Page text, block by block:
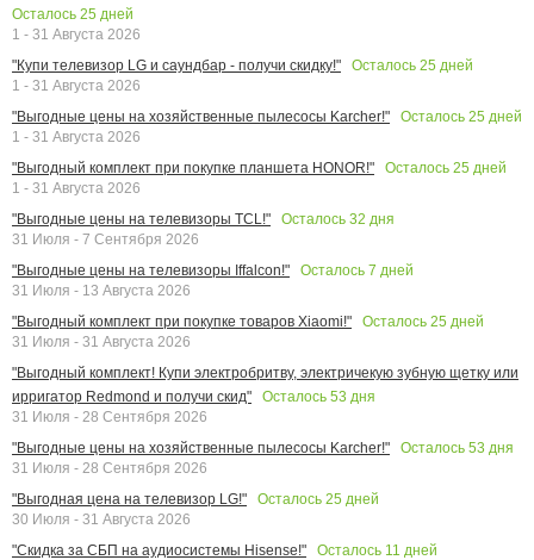
Осталось 25 дней
1 - 31 Августа 2026
"Купи телевизор LG и саундбар - получи скидку!"
Осталось 25 дней
1 - 31 Августа 2026
"Выгодные цены на хозяйственные пылесосы Karcher!"
Осталось 25 дней
1 - 31 Августа 2026
"Выгодный комплект при покупке планшета HONOR!"
Осталось 25 дней
1 - 31 Августа 2026
"Выгодные цены на телевизоры TCL!"
Осталось 32 дня
31 Июля - 7 Сентября 2026
"Выгодные цены на телевизоры Iffalcon!"
Осталось 7 дней
31 Июля - 13 Августа 2026
"Выгодный комплект при покупке товаров Xiaomi!"
Осталось 25 дней
31 Июля - 31 Августа 2026
"Выгодный комплект! Купи электробритву, электричекую зубную щетку или
ирригатор Redmond и получи скид"
Осталось 53 дня
31 Июля - 28 Сентября 2026
"Выгодные цены на хозяйственные пылесосы Karcher!"
Осталось 53 дня
31 Июля - 28 Сентября 2026
"Выгодная цена на телевизор LG!"
Осталось 25 дней
30 Июля - 31 Августа 2026
"Скидка за СБП на аудиосистемы Hisense!"
Осталось 11 дней